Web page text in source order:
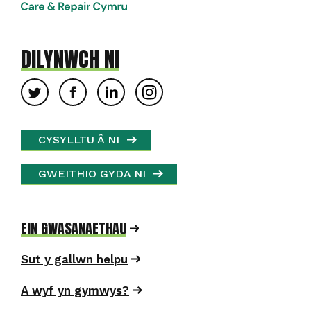
DILYNWCH NI
CYSYLLTU Â NI
GWEITHIO GYDA NI
EIN GWASANAETHAU
Sut y gallwn helpu
A wyf yn gymwys?